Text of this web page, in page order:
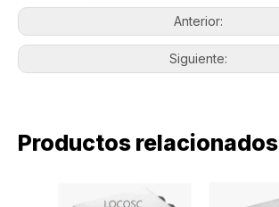
Anterior:
Siguiente:
Productos relacionados